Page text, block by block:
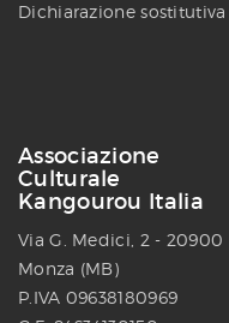
Dichiarazione sostitutiva
Associazione
Culturale
Kangourou Italia
Via G. Medici, 2 - 20900
Monza (MB)
P.IVA 09638180969